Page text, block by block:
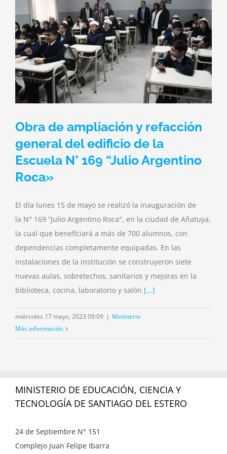
Obra de ampliación y refacción
general del edificio de la
Escuela N° 169 “Julio Argentino
Roca»
El día lunes 15 de mayo se realizó la inauguración de
la N° 169 “Julio Argentino Roca", en la ciudad de Añatuya,
la cual que beneficiará a más de 700 alumnos, con
dependencias completamente equipadas. En las
instalaciones de la institución se construyeron siete
nuevas aulas, sobretechos, sanitarios y mejoras en la
biblioteca, cocina, laboratorio y salón [...]
miércoles 17 mayo, 2023 09:09 | Ministerio
Más información
MINISTERIO DE EDUCACIÓN, CIENCIA Y
TECNOLOGÍA DE SANTIAGO DEL ESTERO
24 de Septiembre N° 151
Complejo Juan Felipe Ibarra